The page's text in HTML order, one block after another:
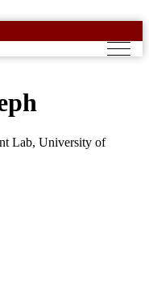
Lab, University of